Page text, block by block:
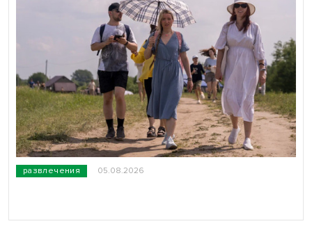
развлечения 05.08.2026